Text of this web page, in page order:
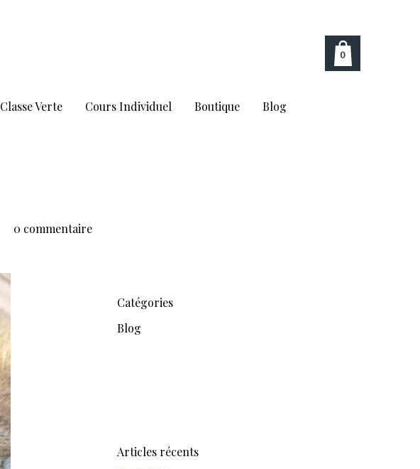
Classe Verte Cours Individuel Boutique Blog
0 commentaire
Catégories
Blog
Articles récents
0